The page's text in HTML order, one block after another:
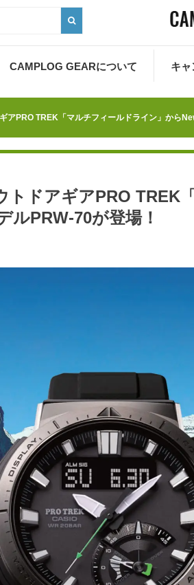
CAMPLOG GEARについて キャ
アPRO TREK「マルチフィールドライン」から
トドアギアPRO TREK
ルPRW-70が登場！